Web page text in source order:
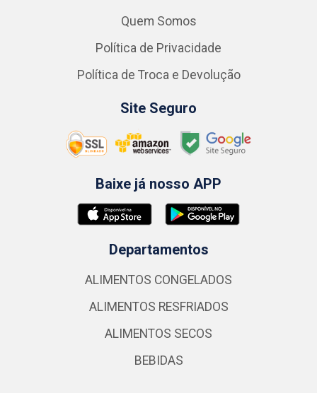
Quem Somos
Política de Privacidade
Política de Troca e Devolução
Site Seguro
Baixe já nosso APP
Departamentos
ALIMENTOS CONGELADOS
ALIMENTOS RESFRIADOS
ALIMENTOS SECOS
BEBIDAS